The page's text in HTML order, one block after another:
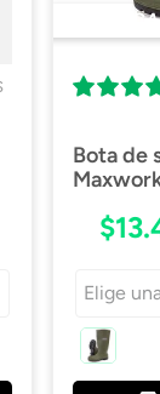
Bota de
$13.
Elige